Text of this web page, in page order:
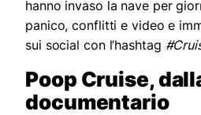
hanno invaso la nave per
panico, conflitti e video e
sui social con l’hashtag
Poop Cruise,
documentario